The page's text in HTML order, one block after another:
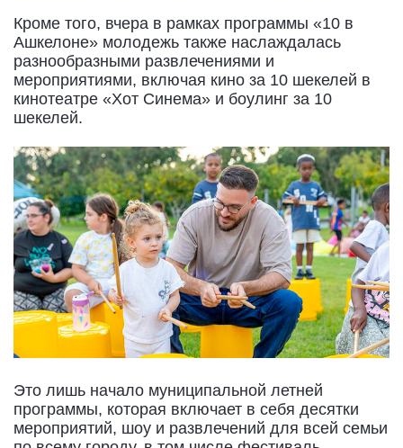
Кроме того, вчера в рамках программы «10 в
Ашкелоне» молодежь также наслаждалась
разнообразными развлечениями и
мероприятиями, включая кино за 10 шекелей в
кинотеатре «Хот Синема» и боулинг за 10
шекелей.
Это лишь начало муниципальной летней
программы, которая включает в себя десятки
мероприятий, шоу и развлечений для всей семьи